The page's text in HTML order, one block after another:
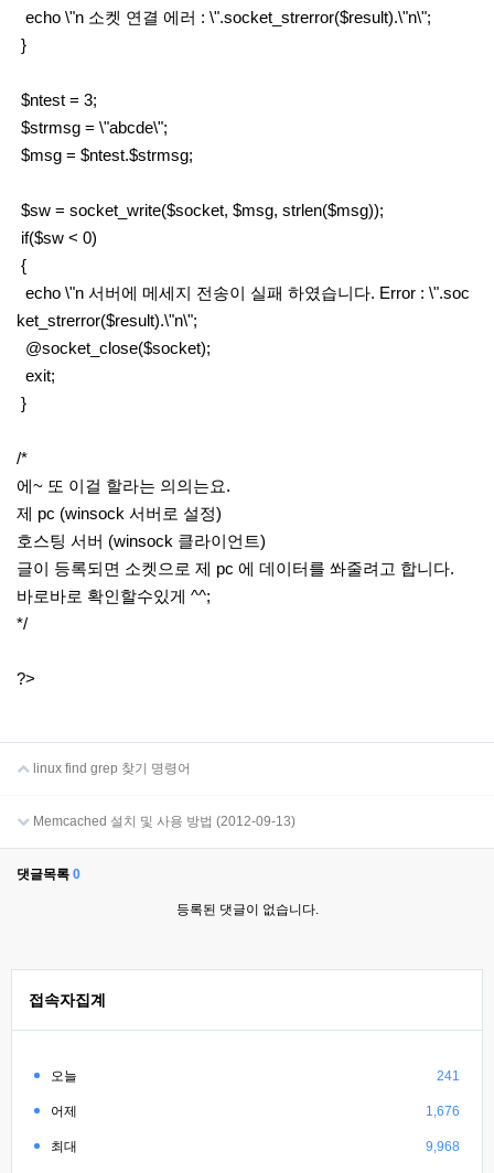
echo \"n 소켓 연결 에러 : \".socket_strerror($result).\"n\";
}
$ntest = 3;
$strmsg = \"abcde\";
$msg = $ntest.$strmsg;
$sw = socket_write($socket, $msg, strlen($msg));
if($sw < 0)
{
echo \"n 서버에 메세지 전송이 실패 하였습니다. Error : \".soc
ket_strerror($result).\"n\";
@socket_close($socket);
exit;
}
/*
에~ 또 이걸 할라는 의의는요.
제 pc (winsock 서버로 설정)
호스팅 서버 (winsock 클라이언트)
글이 등록되면 소켓으로 제 pc 에 데이터를 쏴줄려고 합니다.
바로바로 확인할수있게 ^^;
*/
?>
linux find grep 찾기 명령어
Memcached 설치 및 사용 방법 (2012-09-13)
댓글목록 0
등록된 댓글이 없습니다.
접속자집계
오늘 241
어제 1,676
최대 9,968